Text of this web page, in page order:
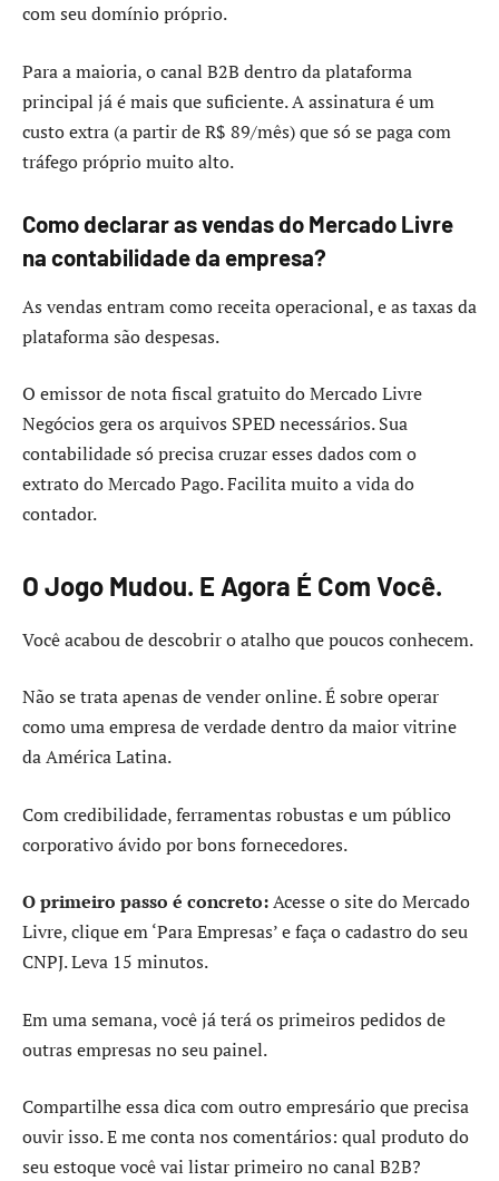
com seu domínio próprio.
Para a maioria, o canal B2B dentro da plataforma
principal já é mais que suficiente. A assinatura é um
custo extra (a partir de R$ 89/mês) que só se paga com
tráfego próprio muito alto.
Como declarar as vendas do Mercado Livre
na contabilidade da empresa?
As vendas entram como receita operacional, e as taxas da
plataforma são despesas.
O emissor de nota fiscal gratuito do Mercado Livre
Negócios gera os arquivos SPED necessários. Sua
contabilidade só precisa cruzar esses dados com o
extrato do Mercado Pago. Facilita muito a vida do
contador.
O Jogo Mudou. E Agora É Com Você.
Você acabou de descobrir o atalho que poucos conhecem.
Não se trata apenas de vender online. É sobre operar
como uma empresa de verdade dentro da maior vitrine
da América Latina.
Com credibilidade, ferramentas robustas e um público
corporativo ávido por bons fornecedores.
O primeiro passo é concreto:Acesse o site do Mercado
Livre, clique em ‘Para Empresas’ e faça o cadastro do seu
CNPJ. Leva 15 minutos.
Em uma semana, você já terá os primeiros pedidos de
outras empresas no seu painel.
Compartilhe essa dica com outro empresário que precisa
ouvir isso. E me conta nos comentários: qual produto do
seu estoque você vai listar primeiro no canal B2B?